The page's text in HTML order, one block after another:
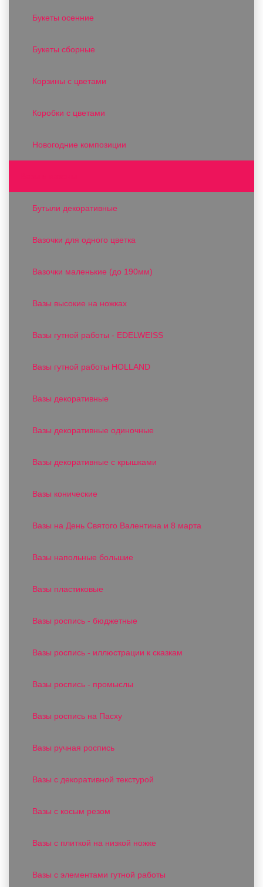
Букеты осенние
Букеты сборные
Корзины с цветами
Коробки с цветами
Новогодние композиции
Бутыли декоративные
Вазочки для одного цветка
Вазочки маленькие (до 190мм)
Вазы высокие на ножках
Вазы гутной работы - EDELWEISS
Вазы гутной работы HOLLAND
Вазы декоративные
Вазы декоративные одиночные
Вазы декоративные с крышками
Вазы конические
Вазы на День Святого Валентина и 8 марта
Вазы напольные большие
Вазы пластиковые
Вазы роспись - бюджетные
Вазы роспись - иллюстрации к сказкам
Вазы роспись - промыслы
Вазы роспись на Пасху
Вазы ручная роспись
Вазы с декоративной текстурой
Вазы с косым резом
Вазы с плиткой на низкой ножке
Вазы с элементами гутной работы